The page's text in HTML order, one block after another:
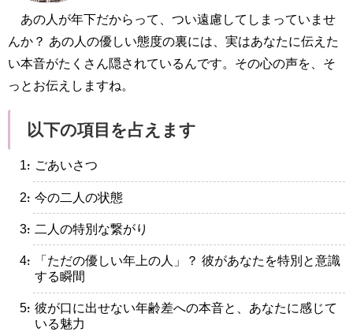
あの人が年下だからって、つい遠慮してしまっていませ
んか？ あの人の優しい態度の裏には、実はあなたに伝えた
い本音がたくさん隠されているんです。その心の声を、そ
っとお伝えしますね。
以下の項目を占えます
・ごあいさつ
・今の二人の状態
・二人の特別な繋がり
・「ただの優しい年上の人」？ 彼があなたを特別と意識
する瞬間
・彼が口に出せない年齢差への本音と、あなたに感じて
いる魅力